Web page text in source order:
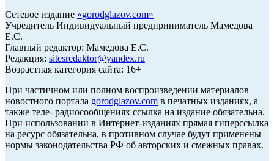
Сетевое издание «gorodglazov.com»
Учредитель Индивидуальный предприниматель Мамедова
Е.С.
Главный редактор: Мамедова Е.С.
Редакция: sitesredaktor@yandex.ru
Возрастная категория сайта: 16+
При частичном или полном воспроизведении материалов
новостного портала gorodglazov.com в печатных изданиях, а
также теле- радиосообщениях ссылка на издание обязательна.
При использовании в Интернет-изданиях прямая гиперссылка
на ресурс обязательна, в противном случае будут применены
нормы законодательства РФ об авторских и смежных правах.